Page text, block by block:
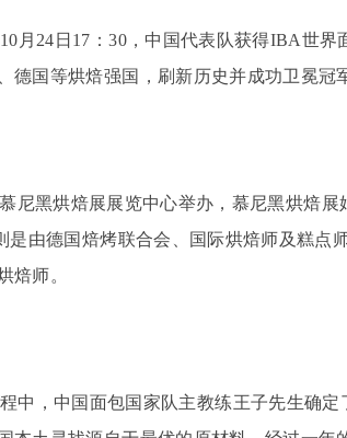
10 月 24 日 17 ：30，中国代表队获得IBA世界
德国等烘焙强国，刷新历史并成功卫冕冠
尼黑烘焙展展览中心举办，慕尼黑烘焙展
是由德国焙烤联合会、国际烘焙师及糕点
焙师。
中，中国面包国家队主教练王子先生确